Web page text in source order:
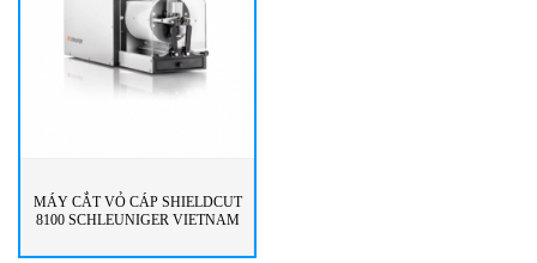
MÁY CẮT VỎ CÁP SHIELDCUT
8100 SCHLEUNIGER VIETNAM